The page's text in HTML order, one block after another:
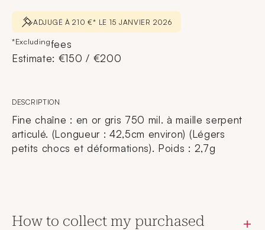
ADJUGÉ À 210 €* LE 15 JANVIER 2026
*Excludingfees
Estimate: €150 / €200
DESCRIPTION
Fine chaîne : en or gris 750 mil. à maille serpent
articulé. (Longueur : 42,5cm environ) (Légers
petits chocs et déformations). Poids : 2,7g
How to collect my purchased